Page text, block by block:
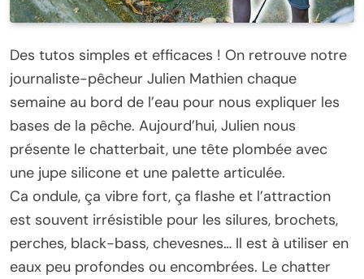
Des tutos simples et efficaces ! On retrouve notre
journaliste-pêcheur Julien Mathien chaque
semaine au bord de l’eau pour nous expliquer les
bases de la pêche. Aujourd’hui, Julien nous
présente le chatterbait, une tête plombée avec
une jupe silicone et une palette articulée.
Ca ondule, ça vibre fort, ça flashe et l’attraction
est souvent irrésistible pour les silures, brochets,
perches, black-bass, chevesnes… Il est à utiliser en
eaux peu profondes ou encombrées. Le chatter